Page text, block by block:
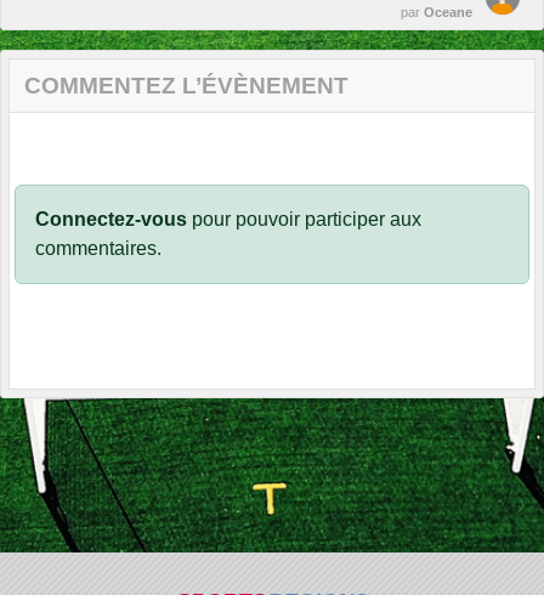
par Oceane
COMMENTEZ L’ÉVÈNEMENT
Connectez-vous pour pouvoir participer aux
commentaires.